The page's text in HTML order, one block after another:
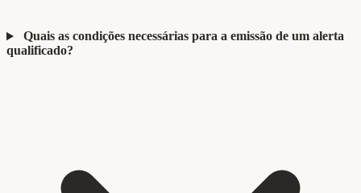
Quais as condições necessárias para a emissão de um alerta
qualificado?